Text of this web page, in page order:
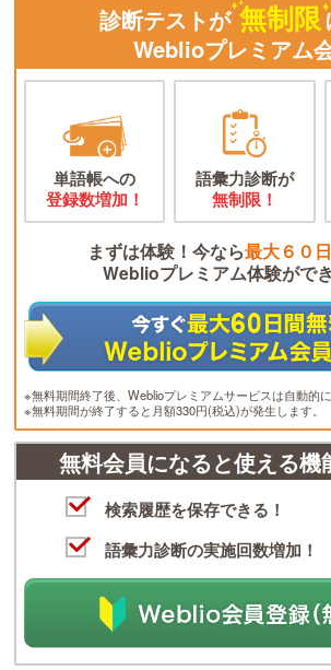
診断テストが 無制限
Weblioプレミアム
単語帳への
登録数増加！
語彙力診断が
無制限！
まずは体験！今なら最大６０
Weblioプレミアム体験がで
※無料期間終了後、Weblioプレミアムサービスは自動的に
※無料期間が終了すると月額330円(税込)が発生します。
無料会員になると使える機
検索履歴を保存できる！
語彙力診断の実施回数増加！